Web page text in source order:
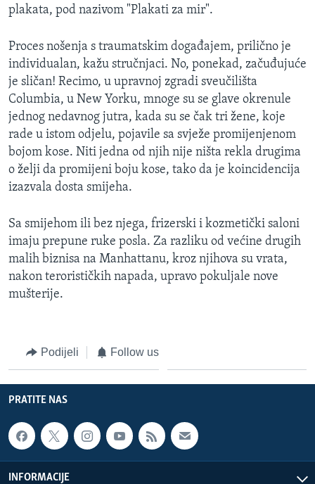
plakata, pod nazivom "Plakati za mir".
Proces nošenja s traumatskim događajem, prilično je
individualan, kažu stručnjaci. No, ponekad, začuđujuće
je sličan! Recimo, u upravnoj zgradi sveučilišta
Columbia, u New Yorku, mnoge su se glave okrenule
jednog nedavnog jutra, kada su se čak tri žene, koje
rade u istom odjelu, pojavile sa svježe promijenjenom
bojom kose. Niti jedna od njih nije ništa rekla drugima
o želji da promijeni boju kose, tako da je koincidencija
izazvala dosta smijeha.
Sa smijehom ili bez njega, frizerski i kozmetički saloni
imaju prepune ruke posla. Za razliku od većine drugih
malih biznisa na Manhattanu, kroz njihova su vrata,
nakon terorističkih napada, upravo pokuljale nove
mušterije.
Podijeli Follow us
PRATITE NAS
INFORMACIJE